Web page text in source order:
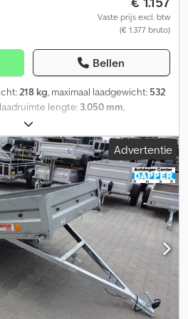
Gebogen profielen met
Laadoppervlak: antislip en watervaste
zijborden: 70 cm Leveringskosten
Vaste prijs excl. btw
(€ 1.377 bruto)
Bellen
218 kg, maximaal laadgewicht: 532
, laadruimte lengte: 3.050 mm
, laadruimtehoogte:
kleur:overig, bouwhoogte:900 mm,
Neptun Type: Multiaanhanger
totaal gewicht: 750 kg Nuttelast:
Afmetingen laadbak: 3050 x 1660 x
74N Laadhoogte: 450 mm Kantelbare
sterkte door volledig gelaste
zijpanelen van het U-
- Kantelplatform vergemakkelijkt
dissel, individuele wielophanging
veilig en stabiel rijden. - Het platform
van aan de zijkant geplaatste
terugkantelen het vervoerde voertuig
kan worden geladen. De
Advertentie